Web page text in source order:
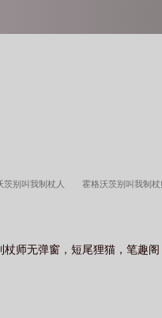
茨别叫我制杖人 霍格沃茨别叫我制
师无弹窗，短尾狸猫，笔趣阁